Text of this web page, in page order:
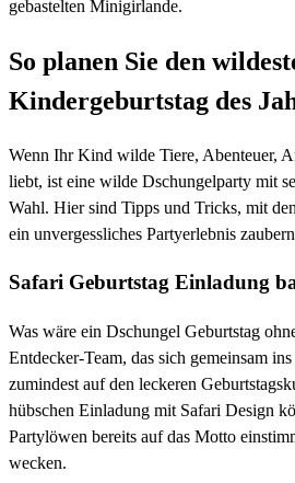
gebastelten Minigirlande.
So planen Sie den
Kindergeburtstag des
Wenn Ihr Kind wilde Tiere, Abenteuer,
liebt, ist eine wilde Dschungelparty mit
Wahl. Hier sind Tipps und Tricks, mit
ein unvergessliches Partyerlebnis
Safari Geburtstag Einladung
Was wäre ein Dschungel Geburtstag
Entdecker-Team, das sich gemeinsam
zumindest auf den leckeren
hübschen Einladung mit Safari Design
Partylöwen bereits auf das Motto
wecken.